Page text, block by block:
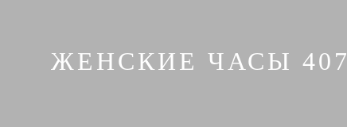
ЖЕНСКИЕ ЧАСЫ 407